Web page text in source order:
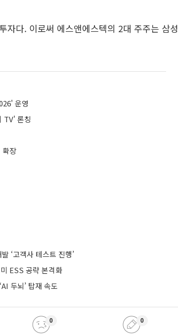
자다. 이로써 에스앤에스텍의 2대 주주는 삼성
운영
TV' 론칭
확장
‘고객사 테스트 진행’
ESS 공략 본격화
두뇌’ 탑재 속도
0 0